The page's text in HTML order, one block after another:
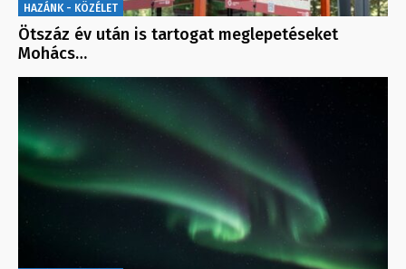
HAZÁNK - KÖZÉLET
Ötszáz év után is tartogat meglepetéseket
Mohács…